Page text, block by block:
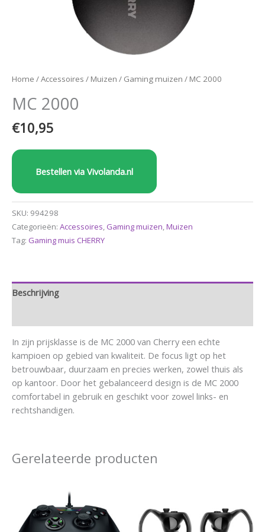
Home /Accessoires / Muizen / Gaming muizen / MC 2000
MC 2000
€10,95
Bestellen via Vivolanda.nl
SKU: 994298
Categorieën: Accessoires, Gaming muizen,Muizen
Tag: Gaming muis CHERRY
Beschrijving
In zijn prijsklasse is de MC 2000 van Cherry een echte
kampioen op gebied van kwaliteit. De focus ligt op het
betrouwbaar, duurzaam en precies werken, zowel thuis als
op kantoor. Door het gebalanceerd design is de MC 2000
comfortabel in gebruik en geschikt voor zowel links- en
rechtshandigen.
Gerelateerde producten